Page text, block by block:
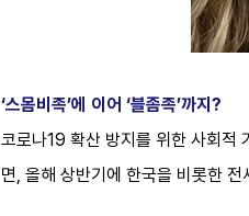
‘스몸비족’에 이어 ‘블좀족’까지?
코로나19 확산 방지를 위한 사회적
면, 올해 상반기에 한국을 비롯한